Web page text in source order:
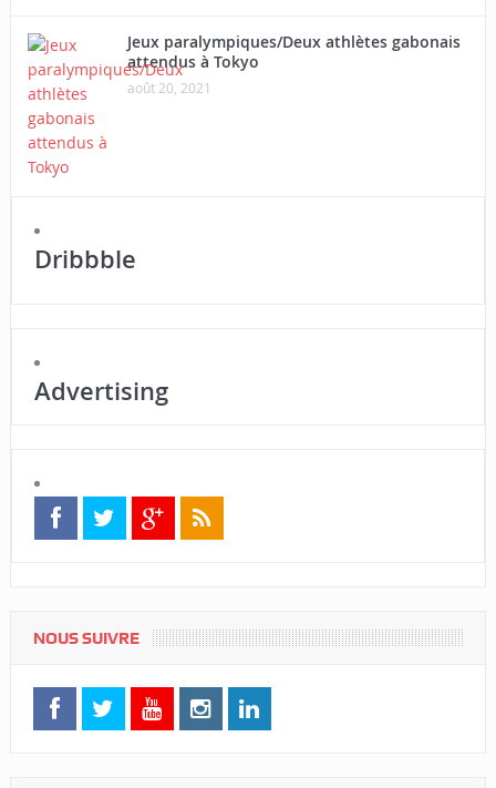
Jeux paralympiques/Deux athlètes gabonais
attendus à Tokyo
août 20, 2021
Dribbble
Advertising
NOUS SUIVRE